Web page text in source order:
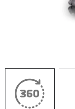
HODNOTENIE
OCHRANNÉ